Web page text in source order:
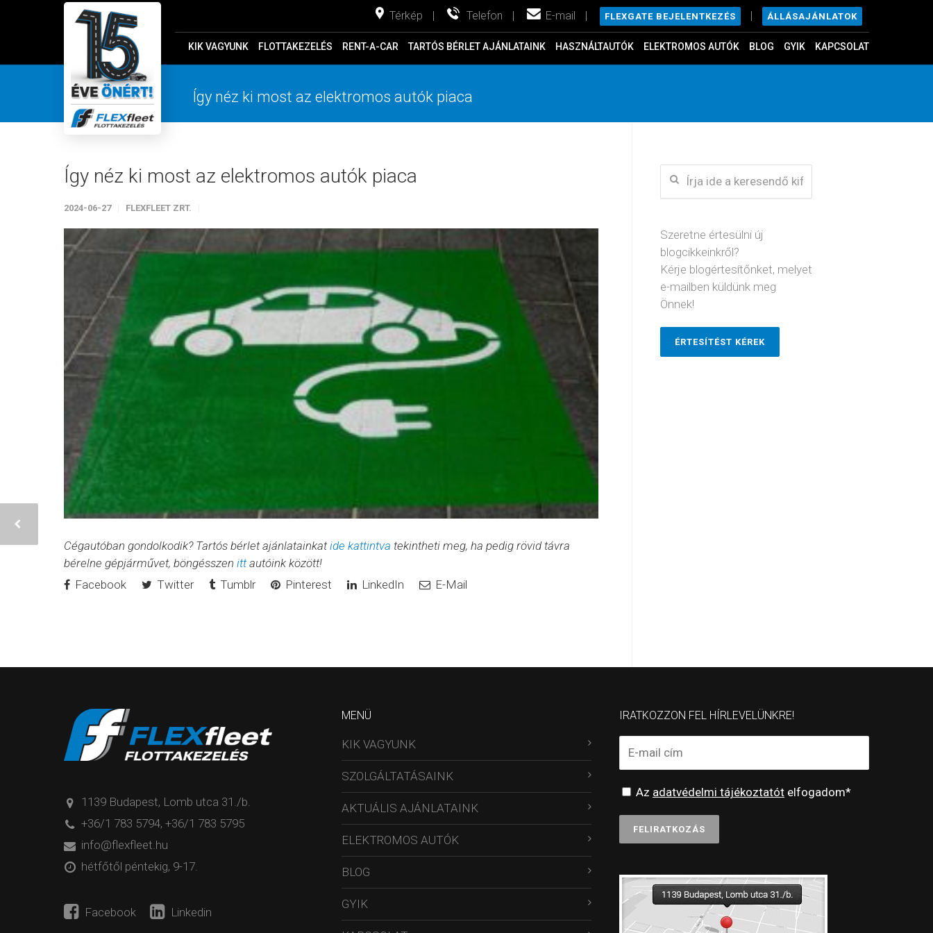
Térkép | Telefon | E-mail | FLEXGATE BEJELENTKEZÉS | ÁLLÁSAJÁNLATOK
KIK VAGYUNK FLOTTAKEZELÉS RENT-A-CAR TARTÓS BÉRLET AJÁNLATAINK HASZNÁLTAUTÓK ELEKTROMOS AUTÓK BLOG GYIK KAPCSOLAT
Így néz ki most az elektromos autók piaca
Így néz ki most az elektromos autók piaca
2024-06-27 FLEXFLEET ZRT.
Cégautóban gondolkodik? Tartós bérlet ajánlatainkatide kattintva tekintheti meg, ha pedig rövid távra
bérelne gépjárművet, böngésszen ittautóink között!
Facebook
Twitter Tumblr Pinterest LinkedIn E-Mail
Szeretne értesülni új
blogcikkeinkről?
Kérje blogértesítőnket, melyet
e-mailben küldünk meg
Önnek!
ÉRTESÍTÉST KÉREK
1139 Budapest, Lomb utca 31./b.
+36/1 783 5794, +36/1 783 5795
info@flexfleet.hu
hétfőtől péntekig, 9-17.
Facebook Linkedin
MENÜ
KIK VAGYUNK
SZOLGÁLTATÁSAINK
AKTUÁLIS AJÁNLATAINK
ELEKTROMOS AUTÓK
BLOG
GYIK
IRATKOZZON FEL HÍRLEVELÜNKRE!
Az adatvédelmi tájékoztatót elfogadom*